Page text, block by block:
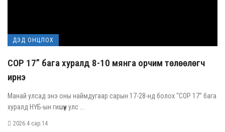
ДЭД ОНЦЛОХ
COP 17” бага хуралд 8-10 мянга орчим төлөөлөгч
ирнэ
Манай улсад энэ оны наймдугаар сарын 17-28-нд болох “COP 17” бага
хуралд НҮБ-ын гишүүн улс ...
2026.4 сар.14